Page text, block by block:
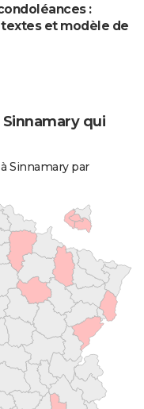
:
et modèle de
qui
Sinnamary par